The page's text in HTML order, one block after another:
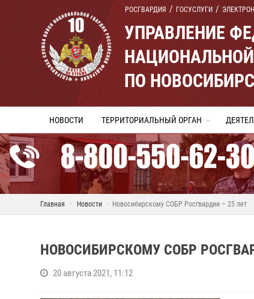
РОСГВАРДИЯ ГОСУСЛУГИ
УПРАВЛЕНИЕ
ПО
НОВОСТИ ТЕРРИТОРИАЛЬНЫЙ ОРГАН
Главная Новости Новосибирскому СОБР Росгвардии – 25 лет
НОВОСИБИРСКОМУ СОБР
20 августа 2021, 11:12